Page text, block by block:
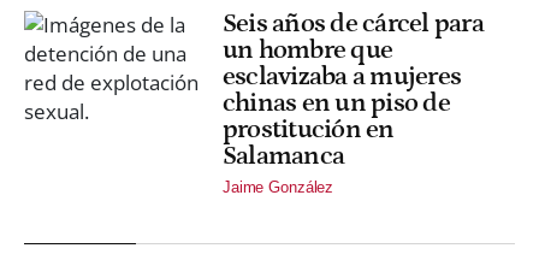
Seis años de cárcel para
un hombre que
esclavizaba a mujeres
chinas en un piso de
prostitución en
Salamanca
Jaime González